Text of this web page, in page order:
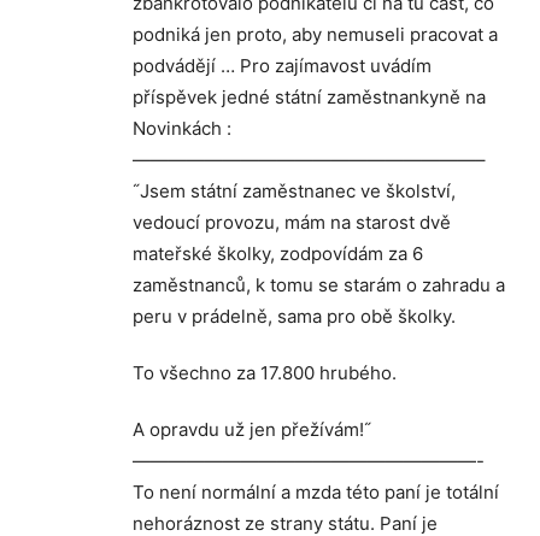
podniká jen proto, aby nemuseli pracovat a
podvádějí … Pro zajímavost uvádím
příspěvek jedné státní zaměstnankyně na
Novinkách :
———————————————————–
˝Jsem státní zaměstnanec ve školství,
vedoucí provozu, mám na starost dvě
mateřské školky, zodpovídám za 6
zaměstnanců, k tomu se starám o zahradu a
peru v prádelně, sama pro obě školky.
To všechno za 17.800 hrubého.
A opravdu už jen přežívám!˝
———————————————————-
To není normální a mzda této paní je totální
nehoráznost ze strany státu. Paní je